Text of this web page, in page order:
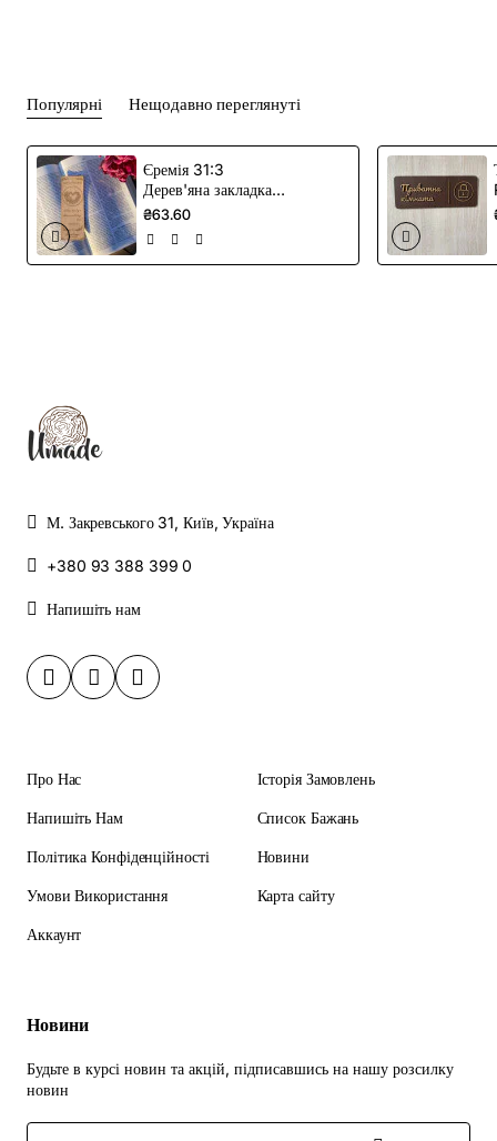
Популярні Нещодавно переглянуті
Єремія 31:3
Дерев'яна закладка –
Християнська
з Писання про любов
₴63.60
М. Закревського 31, Київ, Україна
+380 93 388 399 0
Напишіть нам
Про Нас
Напишіть Нам
Політика Конфіденційності
Умови Використання
Аккаунт
Історія Замовлень
Список Бажань
Новини
Карта сайту
Новини
Будьте в курсі новин та акцій, підписавшись на нашу розсилку
новин
Enter